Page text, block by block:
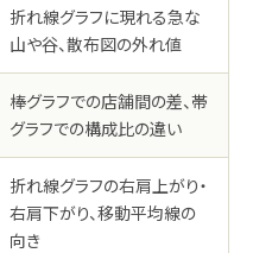
折れ線グラフに現れる急な
山や谷、散布図の外れ値
棒グラフでの店舗間の差、帯
グラフでの構成比の違い
折れ線グラフの右肩上がり・
右肩下がり、移動平均線の
向き